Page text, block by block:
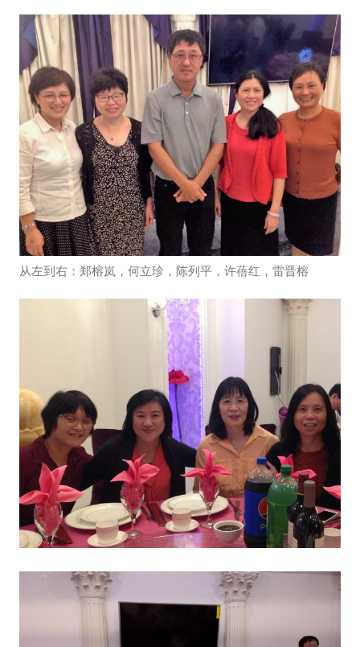
从左到右：郑榕岚，何立珍，陈列平，许蓓红，雷晋榕